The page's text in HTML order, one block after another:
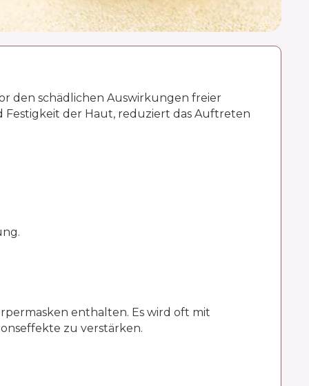
den schädlichen Auswirkungen freier
der Haut, reduziert das Auftreten
enthalten. Es wird oft mit
zu verstärken.